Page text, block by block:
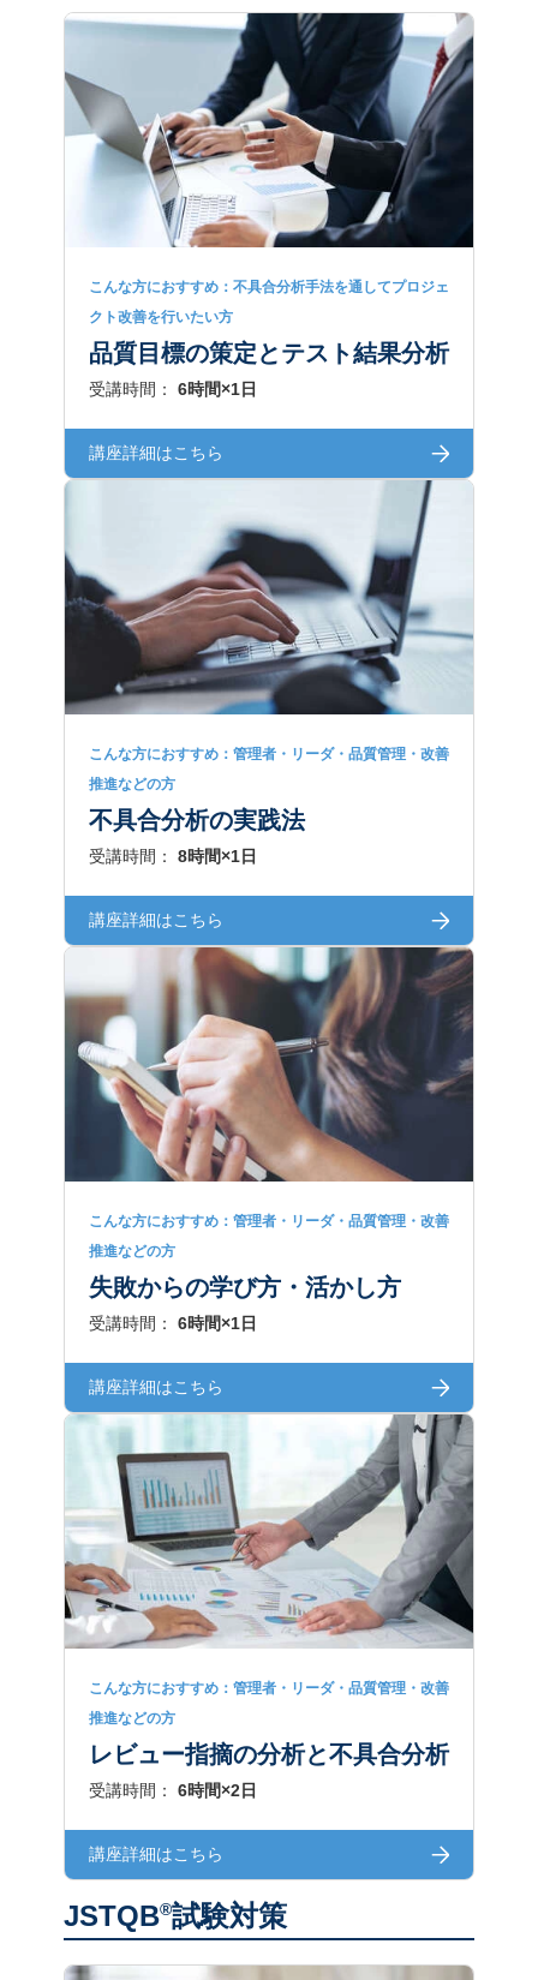
こんな方におすすめ：不具合分析手法を通してプロジェ
クト改善を行いたい方
品質目標の策定とテスト結果分析
受講時間： 6時間×1日
講座詳細はこちら
こんな方におすすめ：管理者・リーダ・品質管理・改善
推進などの方
不具合分析の実践法
受講時間： 8時間×1日
講座詳細はこちら
こんな方におすすめ：管理者・リーダ・品質管理・改善
推進などの方
失敗からの学び方・活かし方
受講時間： 6時間×1日
講座詳細はこちら
こんな方におすすめ：管理者・リーダ・品質管理・改善
推進などの方
レビュー指摘の分析と不具合分析
受講時間： 6時間×2日
講座詳細はこちら
JSTQB®試験対策